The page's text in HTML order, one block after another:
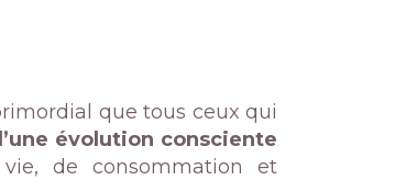
que tous ceux qui
évolution consciente
de consommation et